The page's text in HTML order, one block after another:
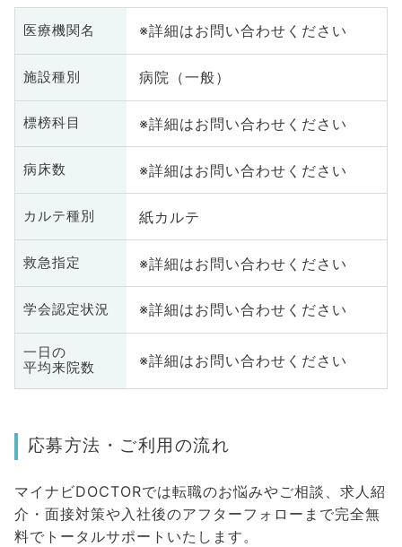
医療機関名 ※詳細はお問い合わせください
施設種別 病院（一般）
標榜科目 ※詳細はお問い合わせください
病床数 ※詳細はお問い合わせください
カルテ種別 紙カルテ
救急指定 ※詳細はお問い合わせください
学会認定状況 ※詳細はお問い合わせください
一日の
平均来院数
※詳細はお問い合わせください
応募方法・ご利用の流れ
マイナビDOCTORでは転職のお悩みやご相談、求人紹
介・面接対策や入社後のアフターフォローまで完全無
料でトータルサポートいたします。